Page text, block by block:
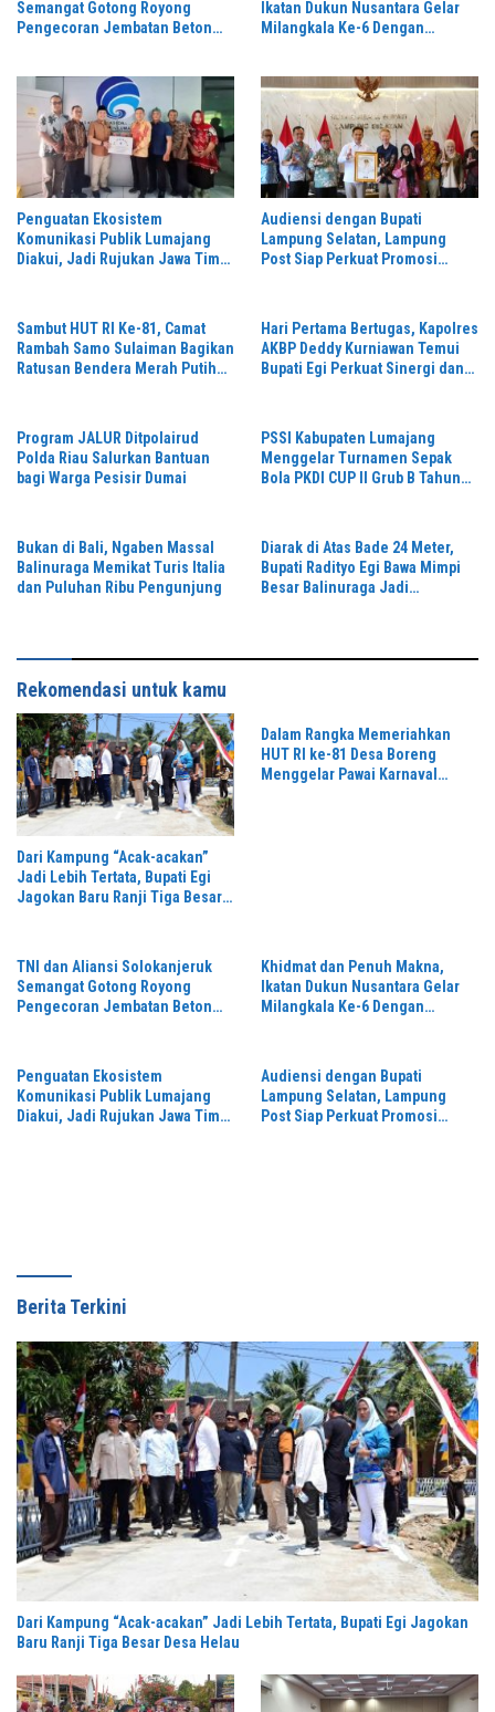
Semangat Gotong Royong
Pengecoran Jembatan Beton
Ikatan Dukun Nusantara Gelar
Milangkala Ke-6 Dengan
Penguatan Ekosistem
Komunikasi Publik Lumajang
Diakui, Jadi Rujukan Jawa Timur
Audiensi dengan Bupati
Lampung Selatan, Lampung
Post Siap Perkuat Promosi
Sambut HUT RI Ke-81, Camat
Rambah Samo Sulaiman Bagikan
Ratusan Bendera Merah Putih
Hari Pertama Bertugas, Kapolres
AKBP Deddy Kurniawan Temui
Bupati Egi Perkuat Sinergi dan
Program JALUR Ditpolairud
Polda Riau Salurkan Bantuan
bagi Warga Pesisir Dumai
PSSI Kabupaten Lumajang
Menggelar Turnamen Sepak
Bola PKDI CUP II Grub B Tahun
Bukan di Bali, Ngaben Massal
Balinuraga Memikat Turis Italia
dan Puluhan Ribu Pengunjung
Diarak di Atas Bade 24 Meter,
Bupati Radityo Egi Bawa Mimpi
Besar Balinuraga Jadi
Rekomendasi untuk kamu
Dari Kampung “Acak-acakan”
Jadi Lebih Tertata, Bupati Egi
Jagokan Baru Ranji Tiga Besar
Dalam Rangka Memeriahkan
HUT RI ke-81 Desa Boreng
Menggelar Pawai Karnaval
TNI dan Aliansi Solokanjeruk
Semangat Gotong Royong
Pengecoran Jembatan Beton
Khidmat dan Penuh Makna,
Ikatan Dukun Nusantara Gelar
Milangkala Ke-6 Dengan
Penguatan Ekosistem
Komunikasi Publik Lumajang
Diakui, Jadi Rujukan Jawa Timur
Audiensi dengan Bupati
Lampung Selatan, Lampung
Post Siap Perkuat Promosi
Berita Terkini
Dari Kampung “Acak-acakan” Jadi Lebih Tertata, Bupati Egi Jagokan
Baru Ranji Tiga Besar Desa Helau